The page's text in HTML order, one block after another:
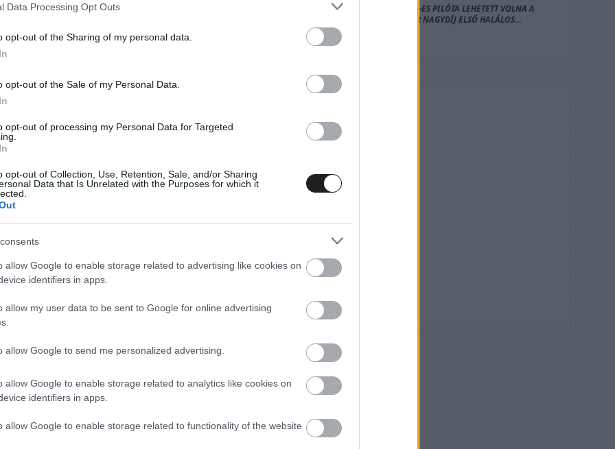
Data Processing Opt Outs
opt-out of the Sharing of my personal data.
opt-out of the Sale of my Personal Data.
opt-out of processing my Personal Data for Targeted
opt-out of Collection, Use, Retention, Sale, and/or Sharing
Data that Is Unrelated with the Purposes for which it
allow Google to enable storage related to advertising like cookies on
identifiers in apps.
allow my user data to be sent to Google for online advertising
allow Google to send me personalized advertising.
allow Google to enable storage related to analytics like cookies on
identifiers in apps.
allow Google to enable storage related to functionality of the website
a Kínai Nagydíj sprintfutamát is
hátrányban áll a pontversenyben a
Kimi Antonelli mögött. A Mercedes britje
verseny van még hátra, és a több mint
sem tudja tovább vinni.
műszaki gondok, hiszen míg a kínai
megfelelően, majd a Q3-ban megállt a
és azt sem ideális felkészüléssel,
nem sültek el jól az ő oldalán.
hiszen számára a lehető legrosszabbkor
Piastrival harcolhatott volna a
rosszkor kezdett el akkumulátort
szemben, amit a verseny végéig már nem
néha pedig nem. Most úgy érzem, az
és én szenvedem el ennek a
aMotorsport.com
tudok ennél többet mondani. Néha valakinek
szezonban nem volt egy sem az edzéseken,
EZ AZ F1-ES PILÓTA LEHETETT VOLNA A
MAGYAR NAGYDÍJ ELSŐ HALÁLOS